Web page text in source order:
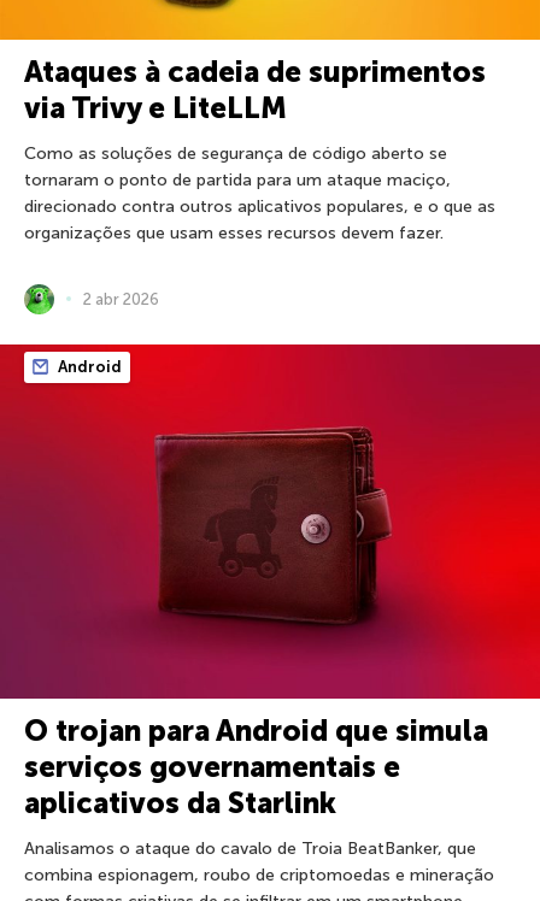
Ataques à cadeia de suprimentos
via Trivy e LiteLLM
Como as soluções de segurança de código aberto se
tornaram o ponto de partida para um ataque maciço,
direcionado contra outros aplicativos populares, e o que as
organizações que usam esses recursos devem fazer.
2 abr 2026
Android
O trojan para Android que simula
serviços governamentais e
aplicativos da Starlink
Analisamos o ataque do cavalo de Troia BeatBanker, que
combina espionagem, roubo de criptomoedas e mineração